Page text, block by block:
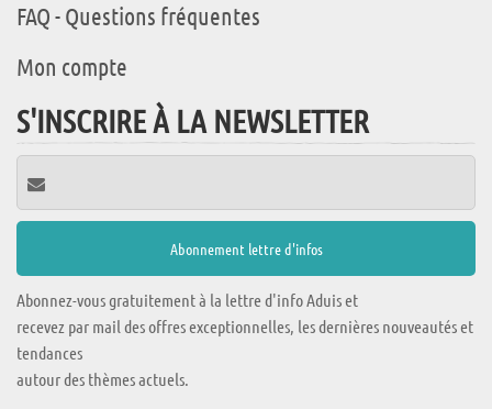
FAQ - Questions fréquentes
Mon compte
S'INSCRIRE À LA NEWSLETTER
Abonnez-vous gratuitement à la lettre d'info Aduis et
recevez par mail des offres exceptionnelles, les dernières nouveautés et
tendances
autour des thèmes actuels.